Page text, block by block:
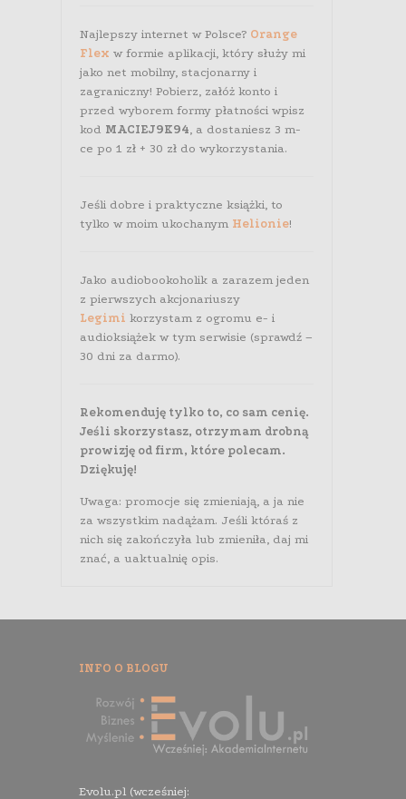
Najlepszy internet w Polsce? Orange
Flex w formie aplikacji, który służy mi
jako net mobilny, stacjonarny i
zagraniczny! Pobierz, załóż konto i
przed wyborem formy płatności wpisz
kod MACIEJ9K94, a dostaniesz 3 m-
ce po 1 zł + 30 zł do wykorzystania.
Jeśli dobre i praktyczne książki, to
tylko w moim ukochanym Helionie!
Jako audiobookoholik a zarazem jeden
z pierwszych akcjonariuszy
Legimi korzystam z ogromu e- i
audioksiążek w tym serwisie (sprawdź –
30 dni za darmo).
Rekomenduję tylko to, co sam cenię.
Jeśli skorzystasz, otrzymam drobną
prowizję od firm, które polecam.
Dziękuję!
Uwaga: promocje się zmieniają, a ja nie
za wszystkim nadążam. Jeśli któraś z
nich się zakończyła lub zmieniła, daj mi
znać, a uaktualnię opis.
INFO O BLOGU
Evolu.pl (wcześniej: